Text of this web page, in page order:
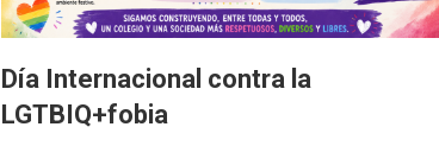
Día Internacional contra la
LGTBIQ+fobia